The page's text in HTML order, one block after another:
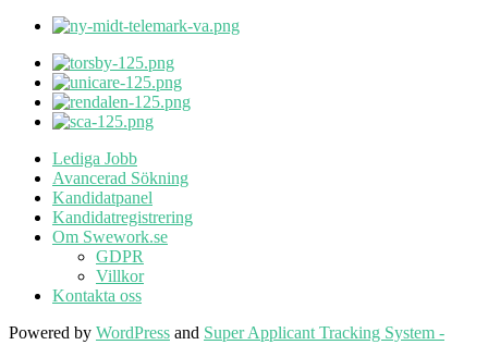
Lediga Jobb
Avancerad Sökning
Kandidatpanel
Kandidatregistrering
Om Swework.se
GDPR
Villkor
Kontakta oss
Powered by WordPress and Super Applicant Tracking System -